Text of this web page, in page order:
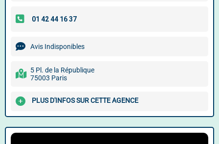
Avis Indisponibles
5 Pl. de la République
75003 Paris
PLUS D'INFOS SUR CETTE AGENCE